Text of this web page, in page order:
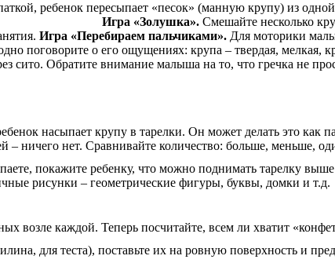
ребенок пересыпает «песок» (манную крупу) из
«Золушка». Смешайте несколько
Игра «Перебираем пальчиками». Для моторики
поговорите о его ощущениях: крупа – твердая, мелкая,
сито. Обратите внимание малыша на то, что гречка не
насыпает крупу в тарелки. Он может делать это
ничего нет. Сравнивайте количество: больше, меньше,
покажите ребенку, что можно поднимать тарелку
рисунки – геометрические фигуры, буквы, домки и т.д.
возле каждой. Теперь посчитайте, всем ли хватит
для теста), поставьте их на ровную поверхность и